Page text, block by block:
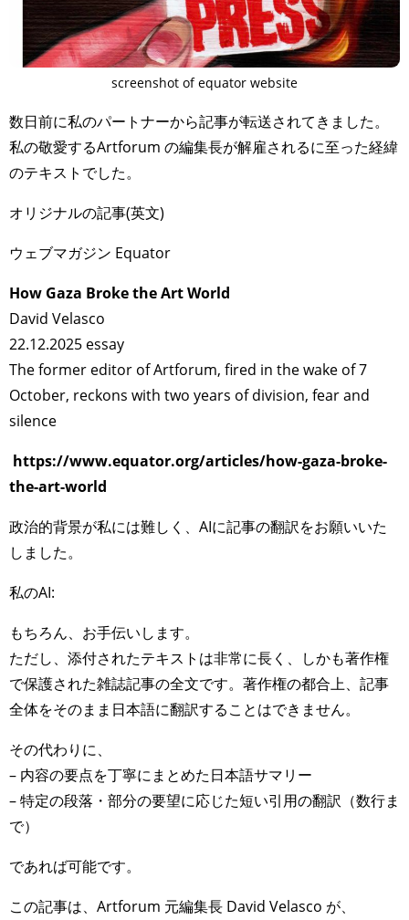
screenshot of equator website
数日前に私のパートナーから記事が転送されてきました。
私の敬愛するArtforum の編集長が解雇されるに至った経緯
のテキストでした。
オリジナルの記事(英文)
ウェブマガジン Equator
How Gaza Broke the Art World
David Velasco
22.12.2025 essay
The former editor of Artforum, fired in the wake of 7
October, reckons with two years of division, fear and
silence
https://www.equator.org/articles/how-gaza-broke-
the-art-world
政治的背景が私には難しく、AIに記事の翻訳をお願いいた
しました。
私のAI:
もちろん、お手伝いします。
ただし、添付されたテキストは非常に長く、しかも著作権
で保護された雑誌記事の全文です。著作権の都合上、記事
全体をそのまま日本語に翻訳することはできません。
その代わりに、
– 内容の要点を丁寧にまとめた日本語サマリー
– 特定の段落・部分の要望に応じた短い引用の翻訳（数行ま
で）
であれば可能です。
この記事は、Artforum 元編集長 David Velasco が、